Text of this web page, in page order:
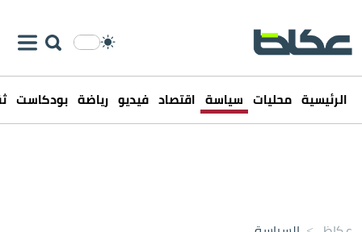
الرئيسية محليات سياسة اقتصاد فيديو رياضة بودكاست